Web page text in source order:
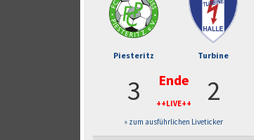
Piesteritz Turbine
3 Ende
++LIVE++ 2
» zum ausführlichen Liveticker